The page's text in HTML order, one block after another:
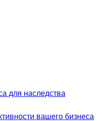
для наследства
вашего бизнеса